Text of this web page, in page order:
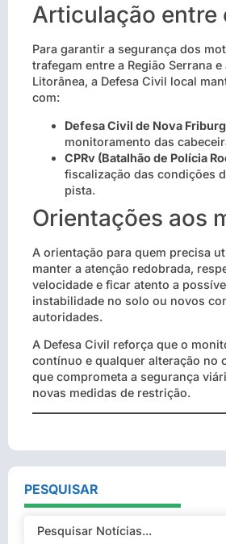
Articulação entre
Para garantir a segurança dos
trafegam entre a Região Serrana e
Litorânea, a Defesa Civil local
com:
Defesa Civil de Nova
monitoramento das
CPRv (Batalhão de Polícia
fiscalização das condições
pista.
Orientações aos
A orientação para quem precisa
manter a atenção redobrada,
velocidade e ficar atento a
instabilidade no solo ou novos
autoridades.
A Defesa Civil reforça que o
contínuo e qualquer alteração no
que comprometa a segurança
novas medidas de restrição.
PESQUISAR